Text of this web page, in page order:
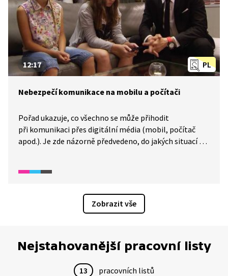
PL
12:17
Nebezpečí komunikace na mobilu a počítači
Pořad ukazuje, co všechno se může přihodit
při komunikaci přes digitální média (mobil, počítač
apod.). Je zde názorně předvedeno, do jakých situací se
pořadu je i krátký test.
Zobrazit vše
Nejstahovanější pracovní listy
13 pracovních listů